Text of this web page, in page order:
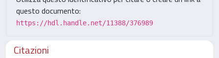
questo documento:
https://hdl.handle.net/11388/376989
Citazioni